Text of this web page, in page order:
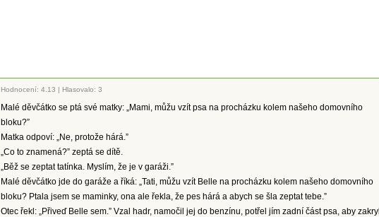
Hodnocení: 4.13 | Hlasovalo: 3
Malé děvčátko se ptá své matky: „Mami, můžu vzít psa na procházku kolem našeho domovního
bloku?”
Matka odpoví: „Ne, protože hárá.”
„Co to znamená?” zeptá se dítě.
„Běž se zeptat tatínka. Myslím, že je v garáži.”
Malé děvčátko jde do garáže a říká: „Tati, můžu vzít Belle na procházku kolem našeho domovního
bloku? Ptala jsem se maminky, ona ale řekla, že pes hárá a abych se šla zeptat tebe.”
Otec řekl: „Přiveď Belle sem.” Vzal hadr, namočil jej do benzínu, potřel jím zadní část psa, aby zakryl